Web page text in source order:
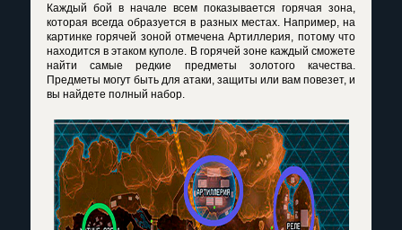
Каждый бой в начале всем показывается горячая зона,
которая всегда образуется в разных местах. Например, на
картинке горячей зоной отмечена Артиллерия, потому что
находится в этаком куполе. В горячей зоне каждый сможете
найти самые редкие предметы золотого качества.
Предметы могут быть для атаки, защиты или вам повезет, и
вы найдете полный набор.